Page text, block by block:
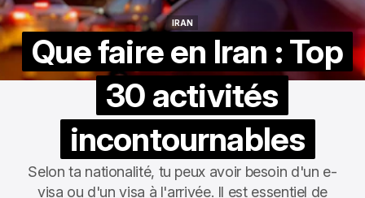
IRAN
Que faire en Iran : Top
30 activités
incontournables
Selon ta nationalité, tu peux avoir besoin d'un e-
visa ou d'un visa à l'arrivée. Il est essentiel de